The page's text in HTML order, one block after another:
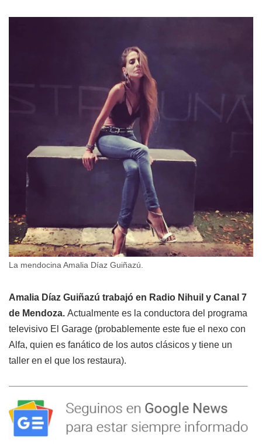
La mendocina Amalia Díaz Guiñazú.
Amalia Díaz Guiñazú trabajó en Radio Nihuil y Canal 7
de Mendoza. Actualmente es la conductora del programa
televisivo El Garage (probablemente este fue el nexo con
Alfa, quien es fanático de los autos clásicos y tiene un
taller en el que los restaura).